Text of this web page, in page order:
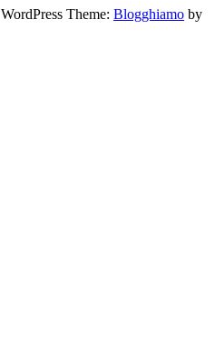
WordPress Theme: Blogghiamo by